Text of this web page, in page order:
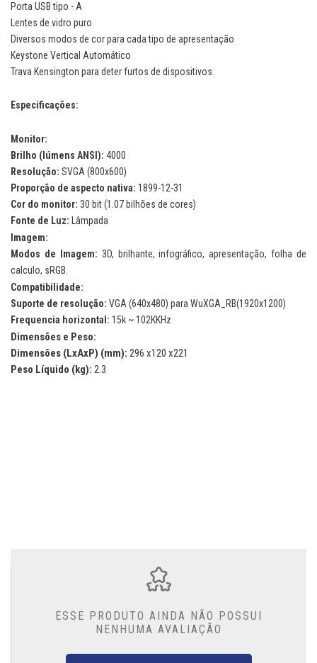
Porta USB tipo - A
Lentes de vidro puro
Diversos modos de cor para cada tipo de apresentação
Keystone Vertical Automático
Trava Kensington para deter furtos de dispositivos.
Especificações:
Monitor:
Brilho (lúmens ANSI): 4000
Resolução: SVGA (800x600)
Proporção de aspecto nativa: 1899-12-31
Cor do monitor: 30 bit (1.07 bilhões de cores)
Fonte de Luz: Lâmpada
Imagem:
Modos de Imagem: 3D, brilhante, infográfico, apresentação, folha de
calculo, sRGB.
Compatibilidade:
Suporte de resolução: VGA (640x480) para WuXGA_RB(1920x1200)
Frequencia horizontal: 15k ~ 102KKHz
Dimensões e Peso:
Dimensões (LxAxP) (mm): 296 x120 x221
Peso Líquido (kg): 2.3
ESSE PRODUTO AINDA NÃO POSSUI
NENHUMA AVALIAÇÃO